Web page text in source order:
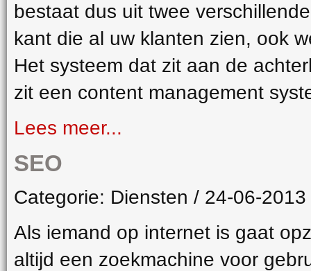
bestaat dus uit twee
kant die al uw klanten zien, ook
Het systeem dat zit aan de
zit een content management
Lees meer...
SEO
Categorie: Diensten / 24-06-
Als iemand op internet is gaat
altijd een zoekmachine voor